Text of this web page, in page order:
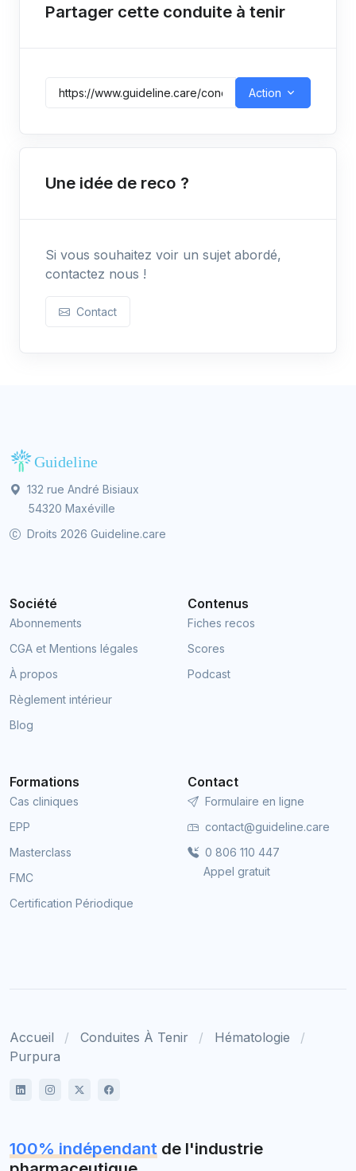
Partager cette conduite à tenir
Action
Une idée de reco ?
Si vous souhaitez voir un sujet abordé,
contactez nous !
Contact
132 rue André Bisiaux
54320 Maxéville
Droits 2026 Guideline.care
Société
Abonnements
CGA et Mentions légales
À propos
Règlement intérieur
Blog
Contenus
Fiches recos
Scores
Podcast
Formations
Cas cliniques
EPP
Masterclass
FMC
Certification Périodique
Contact
Formulaire en ligne
contact@guideline.care
0 806 110 447
Appel gratuit
Accueil Conduites À Tenir
Hématologie
Purpura
100% indépendant de l'industrie